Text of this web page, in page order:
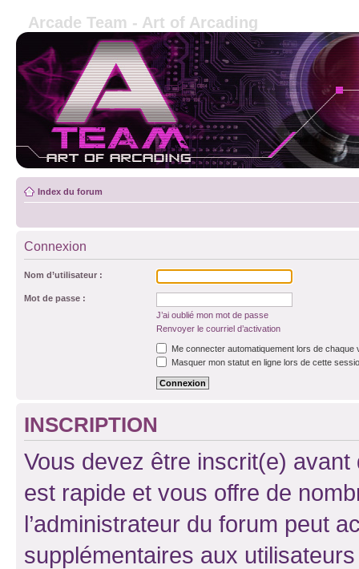
Arcade Team - Art of Arcading
Index du forum
Connexion
Nom d’utilisateur :
Mot de passe :
J’ai oublié mon mot de passe
Renvoyer le courriel d’activation
Me connecter automatiquement lors de chaque
Masquer mon statut en ligne lors de cette
INSCRIPTION
Vous devez être inscrit(e) avant
est rapide et vous offre de
l’administrateur du forum peut
supplémentaires aux